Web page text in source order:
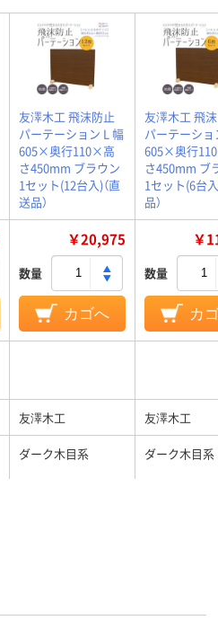
友澤木工 飛沫防止
パーテーション L 幅
605×奥行110×高
さ450mm ブラウン
1セット(12台入)（直
送品）
友澤木工 飛
パーテーショ
605×奥行
さ450mm ブ
1セット(6台
品）
￥20,975
数量
カゴへ
￥
数量
カ
友澤木工 友澤木工
ダーク木目系 ダーク木目系